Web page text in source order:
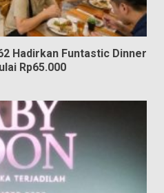
Hadirkan Funtastic Dinner
Rp65.000